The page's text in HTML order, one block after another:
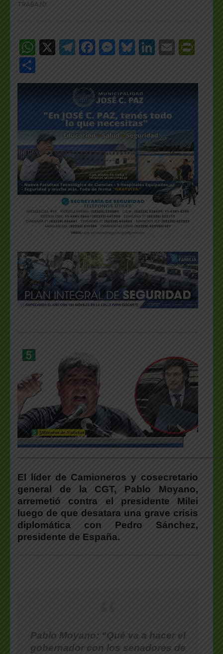
TRABAJO
WhatsApp
X Telegram
Facebook
Messenger
Bluesky
LinkedIn
Email
El líder de Camioneros y cosecretario
general de la CGT, Pablo Moyano,
arremetió contra el presidente Milei
luego de que desatara una grave crisis
diplomática con Pedro Sánchez,
presidente de España.
Pablo Moyano: “Qué va a hacer el
gobernador con los senadores de